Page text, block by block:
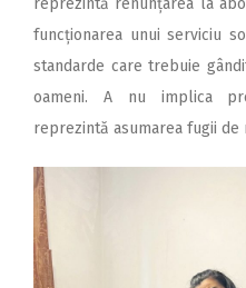
funcționarea unui serviciu
standarde care trebuie
oameni. A nu implica
reprezintă asumarea fugii de